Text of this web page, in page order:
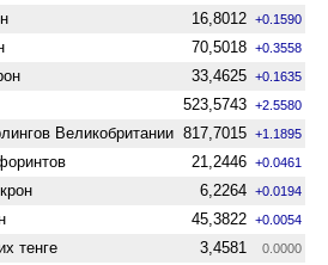
16,8012 +0.1590
70,5018 +0.3558
33,4625 +0.1635
523,5743 +2.5580
Велико­британии 817,7015 +1.1895
21,2446 +0.0461
6,2264 +0.0194
45,3822 +0.0054
тенге 3,4581 0.0000